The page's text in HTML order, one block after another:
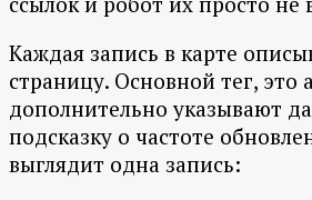
Каждая запись в карте
страницу. Основной тег, это
дополнительно указывают
подсказку о частоте
выглядит одна запись: